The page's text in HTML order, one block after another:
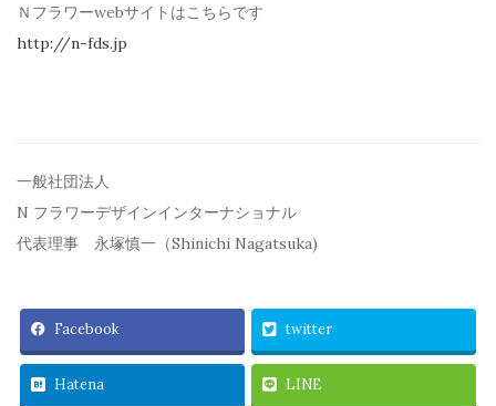
Ｎフラワーwebサイトはこちらです
http://n-fds.jp
一般社団法人
N フラワーデザインインターナショナル
代表理事 永塚慎一（Shinichi Nagatsuka)
Facebook twitter
Hatena LINE